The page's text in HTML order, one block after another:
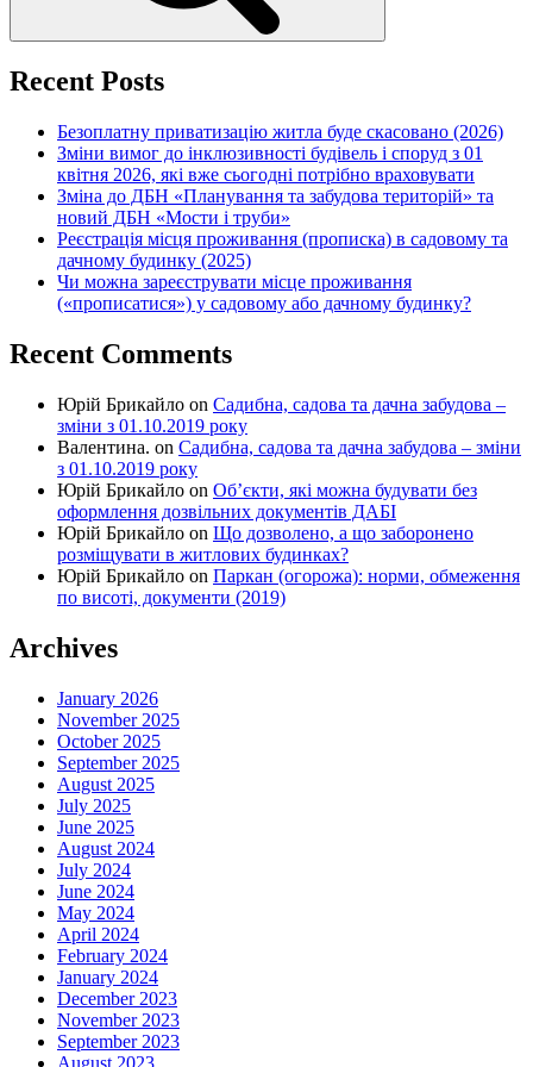
Recent Posts
Безоплатну приватизацію житла буде скасовано (2026)
Зміни вимог до інклюзивності будівель і споруд з 01
квітня 2026, які вже сьогодні потрібно враховувати
Зміна до ДБН «Планування та забудова територій» та
новий ДБН «Мости і труби»
Реєстрація місця проживання (прописка) в садовому та
дачному будинку (2025)
Чи можна зареєструвати місце проживання
(«прописатися») у садовому або дачному будинку?
Recent Comments
Юрій Брикайло on Садибна, садова та дачна забудова –
зміни з 01.10.2019 року
Валентина. on Садибна, садова та дачна забудова – зміни
з 01.10.2019 року
Юрій Брикайло on Об’єкти, які можна будувати без
оформлення дозвільних документів ДАБІ
Юрій Брикайло on Що дозволено, а що заборонено
розміщувати в житлових будинках?
Юрій Брикайло on Паркан (огорожа): норми, обмеження
по висоті, документи (2019)
Archives
January 2026
November 2025
October 2025
September 2025
August 2025
July 2025
June 2025
August 2024
July 2024
June 2024
May 2024
April 2024
February 2024
January 2024
December 2023
November 2023
September 2023
August 2023